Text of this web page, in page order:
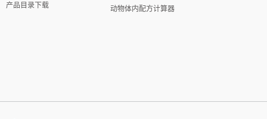
产品目录下载
动物体内配方计算器